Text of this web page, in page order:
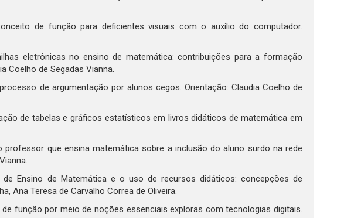
de função para deficientes visuais com o auxílio do computador.
eletrônicas no ensino de matemática: contribuições para a formação
Coelho de Segadas Vianna.
de argumentação por alunos cegos. Orientação: Claudia Coelho de
de tabelas e gráficos estatísticos em livros didáticos de matemática em
que ensina matemática sobre a inclusão do aluno surdo na rede
de Ensino de Matemática e o uso de recursos didáticos: concepções de
Ana Teresa de Carvalho Correa de Oliveira.
função por meio de noções essenciais exploras com tecnologias digitais.